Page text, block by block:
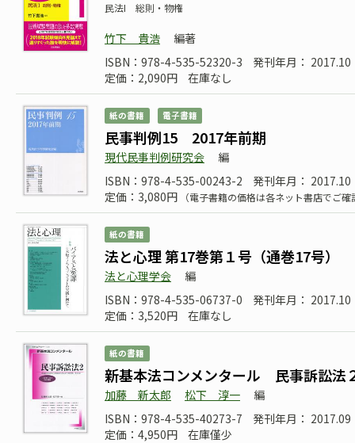
民法I 総則・物権
竹下 貴浩
編著
ISBN：978-4-535-52320-3
発刊年月： 2017.10
定価：2,090円
在庫なし
紙の書籍 電子書籍
民事判例15 2017年前期
現代民事判例研究会
編
ISBN：978-4-535-00243-2
発刊年月： 2017.10
定価：3,080円
（電子書籍の価格は各ネット書店でご
紙の書籍
法と心理 第17巻第１号（通巻17号）
法と心理学会
編
ISBN：978-4-535-06737-0
発刊年月： 2017.10
定価：3,520円
在庫なし
紙の書籍
新基本法コンメンタール 民事訴訟法
加藤 新太郎 松下 淳一
編
ISBN：978-4-535-40273-7
発刊年月： 2017.09
定価：4,950円
在庫僅少